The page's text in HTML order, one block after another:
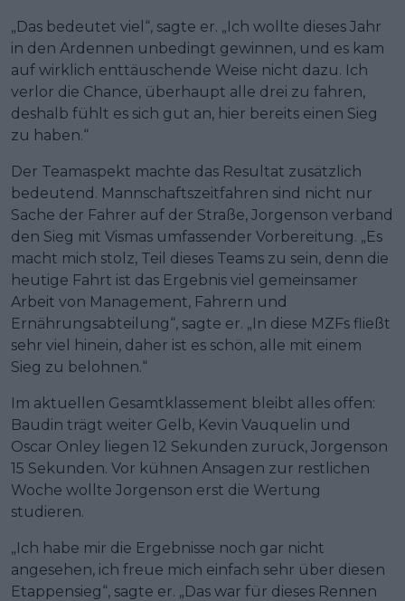
„Das bedeutet viel“, sagte er. „Ich wollte dieses Jahr
in den Ardennen unbedingt gewinnen, und es kam
auf wirklich enttäuschende Weise nicht dazu. Ich
verlor die Chance, überhaupt alle drei zu fahren,
deshalb fühlt es sich gut an, hier bereits einen Sieg
zu haben.“
Der Teamaspekt machte das Resultat zusätzlich
bedeutend. Mannschaftszeitfahren sind nicht nur
Sache der Fahrer auf der Straße, Jorgenson verband
den Sieg mit Vismas umfassender Vorbereitung. „Es
macht mich stolz, Teil dieses Teams zu sein, denn die
heutige Fahrt ist das Ergebnis viel gemeinsamer
Arbeit von Management, Fahrern und
Ernährungsabteilung“, sagte er. „In diese MZFs fließt
sehr viel hinein, daher ist es schön, alle mit einem
Sieg zu belohnen.“
Im aktuellen Gesamtklassement bleibt alles offen:
Baudin trägt weiter Gelb, Kevin Vauquelin und
Oscar Onley liegen 12 Sekunden zurück, Jorgenson
15 Sekunden. Vor kühnen Ansagen zur restlichen
Woche wollte Jorgenson erst die Wertung
studieren.
„Ich habe mir die Ergebnisse noch gar nicht
angesehen, ich freue mich einfach sehr über diesen
Etappensieg“, sagte er. „Das war für dieses Rennen